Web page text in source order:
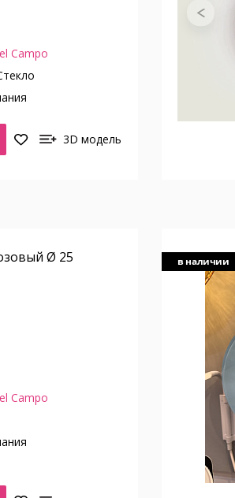
Campo
3D модель
Ø 25
Campo
в наличии